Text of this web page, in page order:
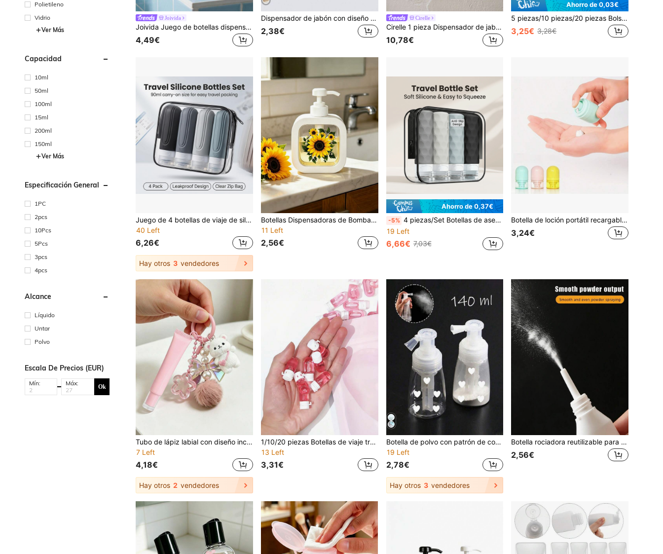
Polietileno
Vidrio
Ver Más
Capacidad
10ml
50ml
100ml
15ml
200ml
150ml
Ver Más
Especificación General
1PC
2pcs
10Pcs
5Pcs
3pcs
4pcs
Alcance
Líquido
Untar
Polvo
Escala De Precios (EUR)
Mín: Máx: Ok
Joivida
Joivida Juego de botellas dispensadoras de vacío de color dopamina, botellas de loción portátiles de viaje con dispensador de presión, recargables y vacías, dispensado de líquido suave con dosificación controlable, diseño ligero a prueba de fugas y antiderrames, capacidad pequeña aprobada para llevar en avión como artículo de viaje esencial, botellas de bomba recargables y reutilizables para viajes al aire libre, viajes de negocios, vacaciones, organizador de almacenamiento de cosméticos para mujeres y niñas, accesorios de viaje
4,49€
Dispensador de jabón con diseño de gato de dibujos animados, con una cara adorable en blanco y negro, botella de jabón de manos hidratante con bomba, adecuado para el fregadero de la cocina y la decoración del baño
2,38€
Cirelle
Cirelle 1 pieza Dispensador de jabón de resina con textura de piedra mate con forma de concha y caracol, con bomba de acero inoxidable recargable para jabón líquido o loción de manos para baño, cocina, tocador, decoración náutica y costera para el hogar
10,78€
Ahorro de 0,03€
5 piezas/10 piezas/20 piezas Bolsas de cosméticos reutilizables y portátiles para dispensar líquidos, botellas dispensadoras adecuadas para viajes
3,25€ 3,28€
Juego de 4 botellas de viaje de silicona de 90ml aprobadas por la TSA, recipientes recargables a prueba de fugas para champú y loción con bolsa de transporte transparente, kit de artículos de tocador para viajes en avión
40 Left
6,26€
Hay otros 3 vendedores
Botellas Dispensadoras de Bomba Cuadradas Transparentes de Girasol de 300ml, Contenedores de Plástico Reutilizables y Rellenables Grandes, Botella de Bomba de Presión Vacía Multiusos para Jabón de Manos, Jabón Líquido, Loción, Champú, Acondicionador & Gel de Baño, Almacenamiento Portátil de Artículos de Tocador para Viajes
11 Left
2,56€
Ahorro de 0,37€
-5% 4 piezas/Set Botellas de aseo de viaje, Botellas de viaje aprobadas por la TSA de 3 oz, Recipientes de aseo de viaje a prueba de fugas, Accesorios de viaje recargables, Incluye bolsa de aseo para champú líquido
19 Left
6,66€ 7,03€
Botella de loción portátil recargable de 30ml - Tamaño de viaje compacto a prueba de agua, apta para cremas hidratantes, geles de baño, champús, aceites esenciales - Material de plástico duradero, sin necesidad de alimentación eléctrica, diseño de mano
3,24€
Tubo de lápiz labial con diseño inclinado, llavero de peluche estilo coreano con bola, llavero de anillo de primavera, llavero de oso de peluche 3D con forma de corazón de resina esponjosa, contenedor cosmético recargable con dispensador de apretón, llavero de brillo de labios. Accesorios de boda, artículos esenciales de viaje y verano, regalos para el Día de la Madre, regreso a la escuela y cumpleaños.
7 Left
4,18€
Hay otros 2 vendedores
1/10/20 piezas Botellas de viaje transparentes a prueba de fugas, diseñadas para desmaquillante y loción, con dispensador portátil y contenedor de esencia con tapa abatible independiente
13 Left
3,31€
Botella de polvo con patrón de corazón blanco, botella dispensadora, dispensador de polvo cosmético, botella de spray de polvo de plástico, botella de spray de polvo fino, rociador portátil, accesorio de herramienta de peinado, botella dispensadora multifuncional, herramienta de belleza para el hogar, herramienta cosmética de viaje, adecuada para barberías, salones de belleza, polvo de bebé, arte de uñas, varios productos en polvo, fácil de transportar, botella de tamaño de viaje
19 Left
2,78€
Hay otros 3 vendedores
Botella rociadora reutilizable para polvo con boquilla, adecuada para polvo, pegamento, sistema de rociado de polvo | Esenciales para dormitorio y estudiantes universitarios | Esenciales para la vida en el hogar || Esenciales para viajes
2,56€